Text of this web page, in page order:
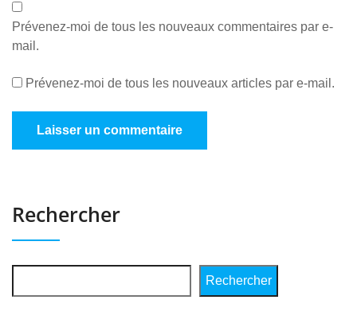
Prévenez-moi de tous les nouveaux commentaires par e-
mail.
Prévenez-moi de tous les nouveaux articles par e-mail.
Rechercher
Rechercher